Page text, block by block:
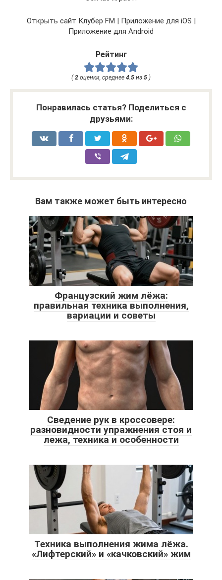
Открыть сайт Клубер FM | Приложение для iOS |
Приложение для Android
Рейтинг
( 2 оценки, среднее 4.5 из 5 )
Понравилась статья? Поделиться с
друзьями:
Вам также может быть интересно
Французский жим лёжа:
правильная техника выполнения,
вариации и советы
Сведение рук в кроссовере:
разновидности упражнения стоя и
лежа, техника и особенности
Техника выполнения жима лёжа.
«Лифтерский» и «качковский» жим